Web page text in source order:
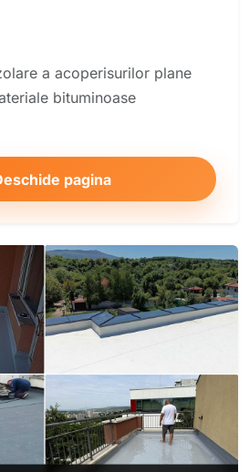
a acoperisurilor plane
bituminoase
pagina